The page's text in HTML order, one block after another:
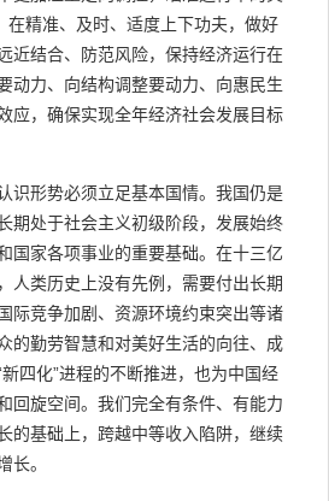
在精准、及时、适度上下功夫，做好
近结合、防范风险，保持经济运行在
动力、向结构调整要动力、向惠民生
应，确保实现全年经济社会发展目标
形势必须立足基本国情。我国仍是
期处于社会主义初级阶段，发展始终
国家各项事业的重要基础。在十三亿
人类历史上没有先例，需要付出长期
际竞争加剧、资源环境约束突出等诸
的勤劳智慧和对美好生活的向往、成
四化”进程的不断推进，也为中国经
回旋空间。我们完全有条件、有能力
的基础上，跨越中等收入陷阱，继续
长。